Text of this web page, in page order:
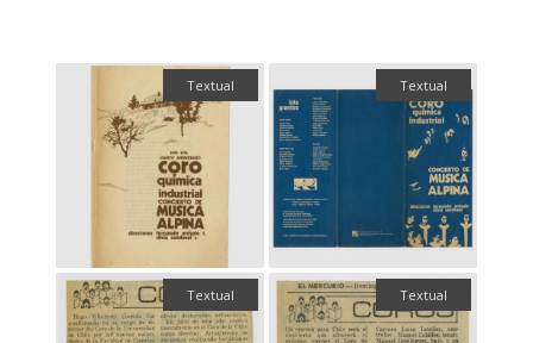
Textual Textual
Textual Textual